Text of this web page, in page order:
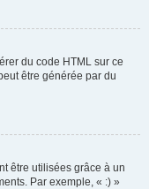
du code HTML sur ce
être générée par du
être utilisées grâce à un
Par exemple, « :) »